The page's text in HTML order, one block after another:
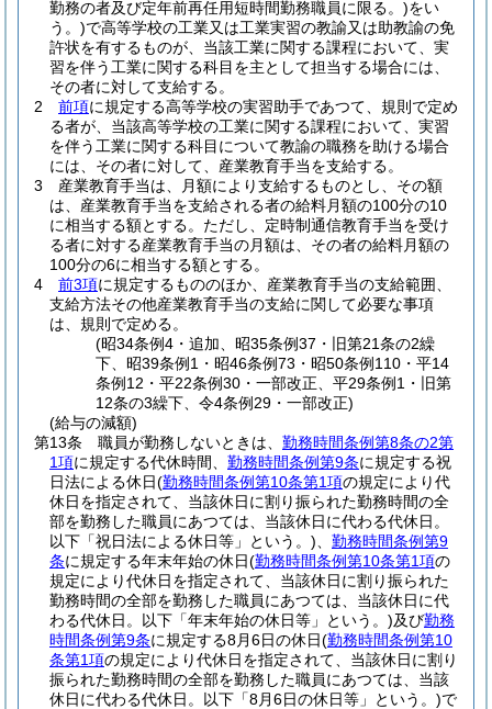
勤務の者及び定年前再任用短時間勤務職員に限る。)をい
う。)で高等学校の工業又は工業実習の教諭又は助教諭の免
許状を有するものが、当該工業に関する課程において、実
習を伴う工業に関する科目を主として担当する場合には、
その者に対して支給する。
2
前項に規定する高等学校の実習助手であつて、規則で定め
る者が、当該高等学校の工業に関する課程において、実習
を伴う工業に関する科目について教諭の職務を助ける場合
には、その者に対して、産業教育手当を支給する。
3
産業教育手当は、月額により支給するものとし、その額
は、産業教育手当を支給される者の給料月額の100分の10
に相当する額とする。 ただし、定時制通信教育手当を受け
る者に対する産業教育手当の月額は、その者の給料月額の
100分の6に相当する額とする。
4
前3項に規定するもののほか、産業教育手当の支給範囲、
支給方法その他産業教育手当の支給に関して必要な事項
は、規則で定める。
(昭34条例4・追加、昭35条例37・旧第21条の2繰
下、昭39条例1・昭46条例73・昭50条例110・平14
条例12・平22条例30・一部改正、平29条例1・旧第
12条の3繰下、令4条例29・一部改正)
(給与の減額)
第13条
職員が勤務しないときは、 勤務時間条例第8条の2第
1項に規定する代休時間、 勤務時間条例第9条に規定する祝
日法による休日(勤務時間条例第10条第1項の規定により代
休日を指定されて、当該休日に割り振られた勤務時間の全
部を勤務した職員にあつては、当該休日に代わる代休日。
以下「祝日法による休日等」という。)
勤務時間条例第9
条に規定する年末年始の休日(勤務時間条例第10条第1項の
規定により代休日を指定されて、当該休日に割り振られた
勤務時間の全部を勤務した職員にあつては、当該休日に代
わる代休日。以下「年末年始の休日等」という。)及び勤務
時間条例第9条に規定する8月6日の休日(勤務時間条例第10
条第1項の規定により代休日を指定されて、当該休日に割り
振られた勤務時間の全部を勤務した職員にあつては、当該
休日に代わる代休日。以下「8月6日の休日等」という。)で